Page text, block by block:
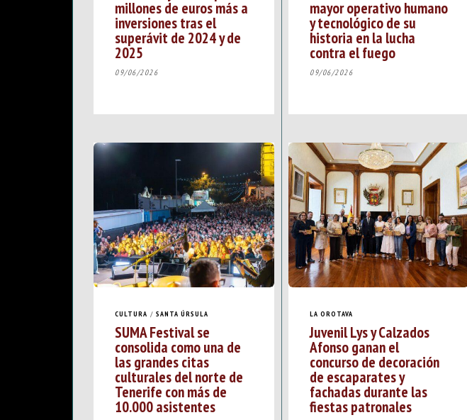
millones de euros más a
inversiones tras el
superávit de 2024 y de
2025
09/06/2026
mayor operativo humano
y tecnológico de su
historia en la lucha
contra el fuego
09/06/2026
CULTURA / SANTA ÚRSULA
SUMA Festival se
consolida como una de
las grandes citas
culturales del norte de
Tenerife con más de
10.000 asistentes
LA OROTAVA
Juvenil Lys y Calzados
Afonso ganan el
concurso de decoración
de escaparates y
fachadas durante las
fiestas patronales